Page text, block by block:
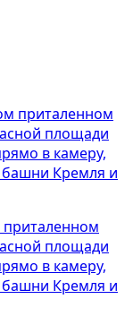
площади
в камеру,
башни Кремля и